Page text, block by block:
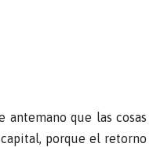
antemano que las cosas
porque el retorno